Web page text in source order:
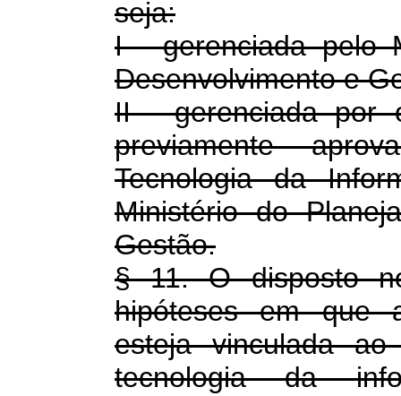
seja:
I - gerenciada pelo
Desenvolvimento e
II - gerenciada por
previamente
Tecnologia da
Ministério do
Gestão.
§ 11. O disposto
hipóteses em que
esteja vinculada
tecnologia da